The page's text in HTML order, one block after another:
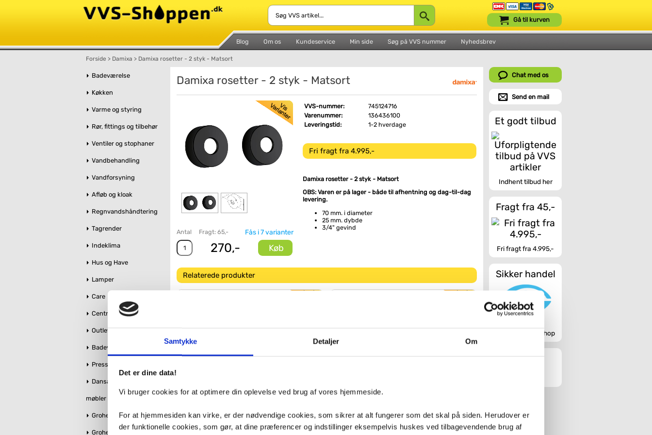
Samtykke Detaljer Om
Det er dine data!
Vi bruger cookies for at optimere din oplevelse ved brug af vores hjemmeside.
For at hjemmesiden kan virke, er der nødvendige cookies, som sikrer at alt fungerer som det skal på siden. Herudover er
der funktionelle cookies, som gør, at dine præferencer og indstillinger eksempelvis huskes ved tilbagevendende brug af
Blog Om os Kundeservice Min side Søg på VVS nummer Nyhedsbrev
Gå til kurven
Forside > Damixa > Damixa rosetter - 2 styk - Matsort
Badeværelse
Køkken
Varme og styring
Rør, fittings og tilbehør
Ventiler og stophaner
Vandbehandling
Vandforsyning
Afløb og kloak
Regnvandshåndtering
Tagrender
Indeklima
Hus og Have
Lamper
Care
Centralstøvsuger
Outlet
Badeværelse makeover
Pressalit toiletsæder
Dansani bruseglas &
møbler
Grohe Essence
Grohe QuickFix
Damixa rosetter - 2 styk - Matsort
Fås i 7 varianter
Antal Fragt: 65,-
270,- Køb
VVS-nummer:
745124716
Varenummer:
136436100
Leveringstid:
1-2 hverdage
Fri fragt fra 4.995,-
Damixa rosetter - 2 styk - Matsort
OBS: Varen er på lager - både til afhentning og dag-til-dag
levering.
70 mm. i diameter
25 mm. dybde
3/4" gevind
Relaterede produkter
Ø250 - Matsort
8.570,- Køb
Chat med os
Send en mail
Et godt tilbud
Indhent tilbud her
Fragt fra 45,-
Fri fragt fra 4.995,-
Sikker handel
Godkendt webshop